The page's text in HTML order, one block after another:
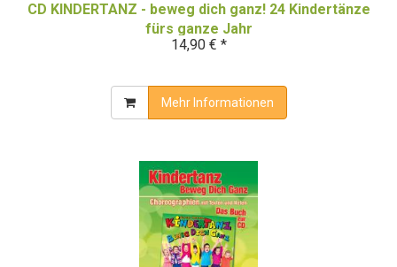
CD KINDERTANZ - beweg dich ganz! 24 Kindertänze
fürs ganze Jahr
14,90 € *
Mehr Informationen